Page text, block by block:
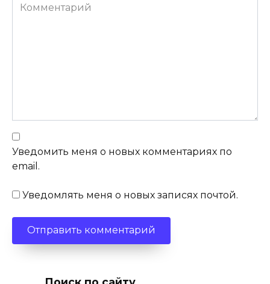
Комментарий
Уведомить меня о новых комментариях по
email.
Уведомлять меня о новых записях почтой.